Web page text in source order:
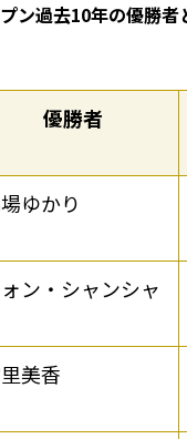
ン過去10年の優勝
優勝者
ゆかり
ン・シャンシャ
美香